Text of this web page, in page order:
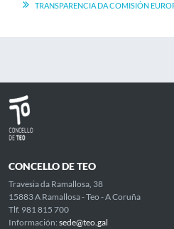
TRANSPARENCIA DA COMISIÓN
CONCELLO DE TEO
Travesia da Ramallosa, 38
15883 A Ramallosa - Teo - A Coruña
Tlf. 981 815 700
Información: sede@teo.gal